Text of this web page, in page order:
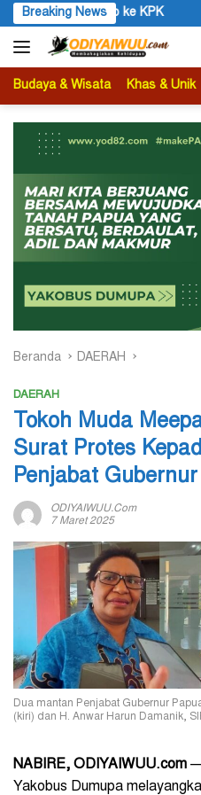
Langsung
ke
konten
Breaking News
Sengketa Tanah SP II
Budaya & Wisata Khas & Unik
Beranda DAERAH
DAERAH
Tokoh Muda
Surat Protes
Penjabat
ODIYAIWUU.com
7 Maret 2025
Dua mantan Penjabat Gubernur
(kiri) dan H. Anwar Harun Damanik,
NABIRE, ODIYAIWUU.com —
Yakobus Dumupa